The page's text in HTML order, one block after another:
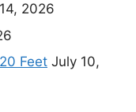
2026
Feet July 10,